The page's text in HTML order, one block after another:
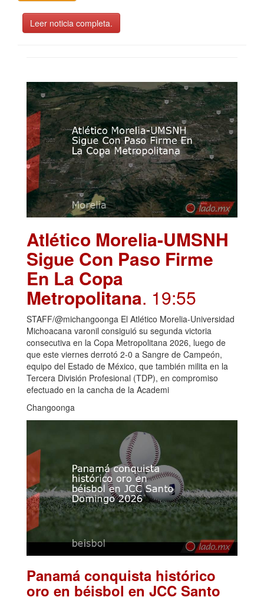
Leer noticia completa.
Atlético Morelia-UMSNH
Sigue Con Paso Firme
En La Copa
Metropolitana. 19:55
STAFF/@michangoonga El Atlético Morelia-Universidad
Michoacana varonil consiguió su segunda victoria
consecutiva en la Copa Metropolitana 2026, luego de
que este viernes derrotó 2-0 a Sangre de Campeón,
equipo del Estado de México, que también milita en la
Tercera División Profesional (TDP), en compromiso
efectuado en la cancha de la Academi
Changoonga
Panamá conquista histórico
oro en béisbol en JCC Santo